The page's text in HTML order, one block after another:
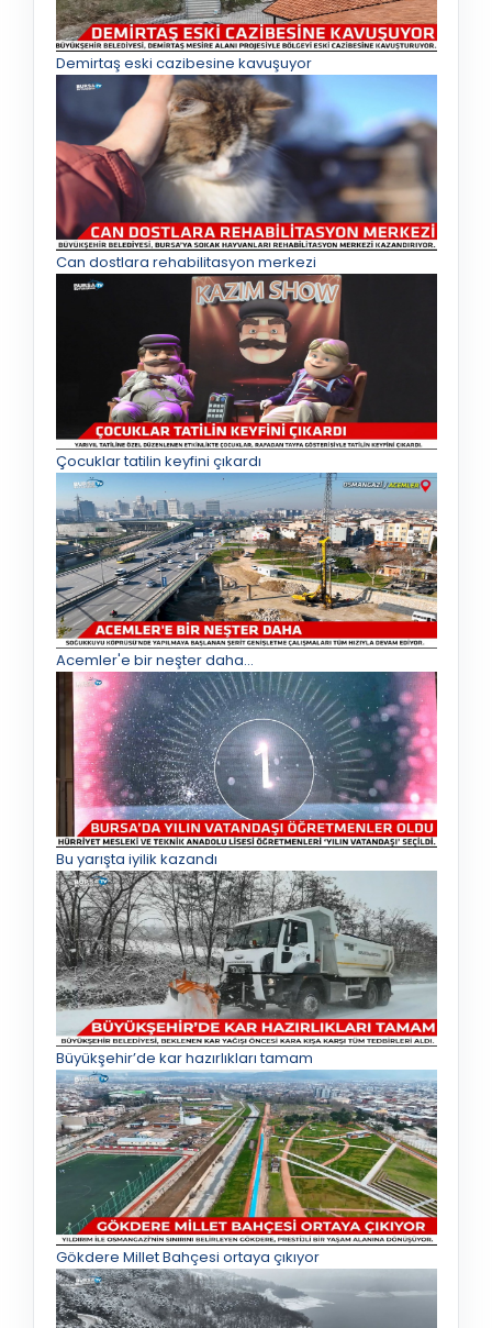
Demirtaş eski cazibesine kavuşuyor
Can dostlara rehabilitasyon merkezi
Çocuklar tatilin keyfini çıkardı
Acemler'e bir neşter daha...
Bu yarışta iyilik kazandı
Büyükşehir’de kar hazırlıkları tamam
Gökdere Millet Bahçesi ortaya çıkıyor